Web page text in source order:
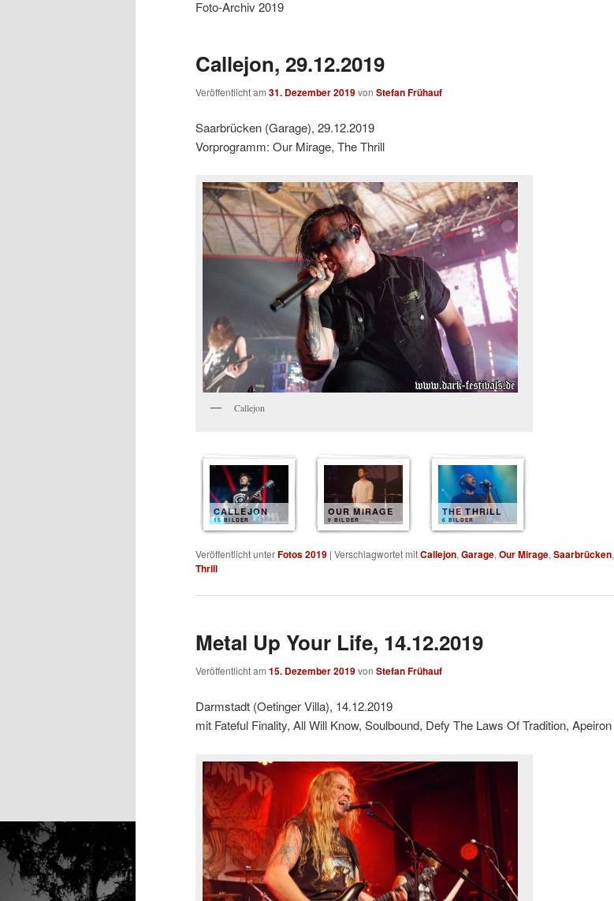
Foto-Archiv 2019
Callejon, 29.12.2019
Veröffentlicht am 31. Dezember 2019von Stefan Frühauf
Saarbrücken (Garage), 29.12.2019
Vorprogramm: Our Mirage, The Thrill
Callejon
CALLEJON
15 BILDER
OUR MIRAGE
9 BILDER
THE THRILL
6 BILDER
Veröffentlicht unterFotos 2019 | Verschlagwortet mitCallejon, Garage, Our Mirage, Saarbrücken,
Thrill
Metal Up Your Life, 14.12.2019
Veröffentlicht am 15. Dezember 2019von Stefan Frühauf
Darmstadt (Oetinger Villa), 14.12.2019
mit Fateful Finality, All Will Know, Soulbound, Defy The Laws Of Tradition, Apeiron